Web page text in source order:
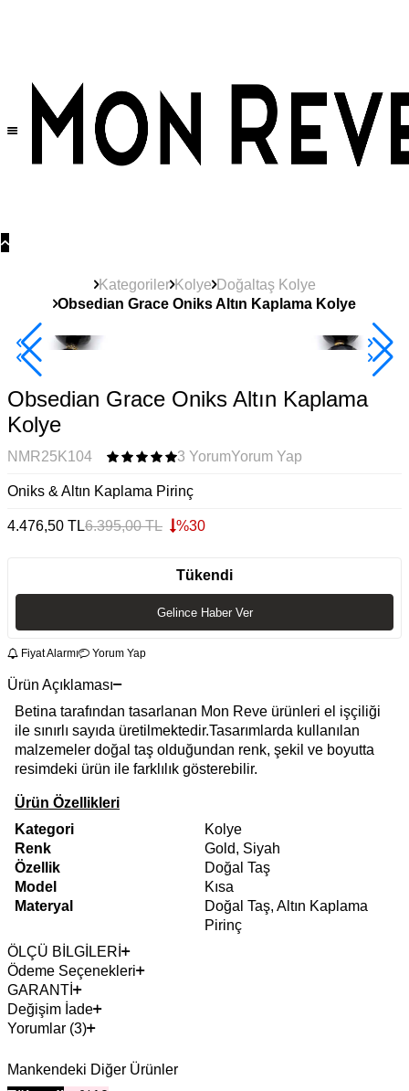
Kategoriler Kolye Doğaltaş Kolye
Obsedian Grace Oniks Altın Kaplama Kolye
2+ Ürüne +%10
Obsedian Grace Oniks Altın Kaplama
Kolye
NMR25K104 3 YorumYorum Yap
Oniks & Altın Kaplama Pirinç
4.476,50 TL6.395,00TL %30
Tükendi
Gelince Haber Ver
Fiyat Alarmı Yorum Yap
Ürün Açıklaması
Betina tarafından tasarlanan Mon Reve ürünleri el işçiliği
ile sınırlı sayıda üretilmektedir.Tasarımlarda kullanılan
malzemeler doğal taş olduğundan renk, şekil ve boyutta
resimdeki ürün ile farklılık gösterebilir.
Ürün Özellikleri
Kategori
Kolye
Renk
Gold, Siyah
Özellik
Doğal Taş
Model
Kısa
Materyal
Doğal Taş, Altın Kaplama
Pirinç
ÖLÇÜ BİLGİLERİ
Ödeme Seçenekleri
GARANTİ
Değişim İade
Yorumlar (3)
Mankendeki Diğer Ürünler